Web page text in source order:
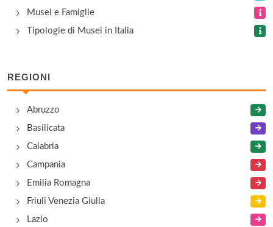
Museo Agricolo e dell'Arte Conciaria Chiminelli
Musei e Famiglie
Tipologie di Musei in Italia
REGIONI
Abruzzo
Basilicata
Calabria
Campania
Emilia Romagna
Friuli Venezia Giulia
Lazio